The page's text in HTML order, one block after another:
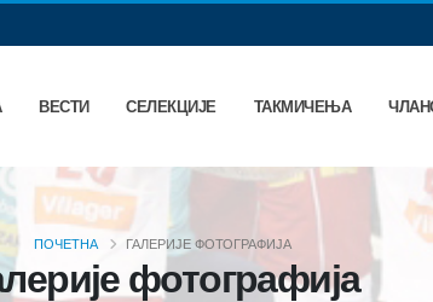
ВЕСТИ СЕЛЕКЦИЈЕ ТАКМИЧЕЊА
фотографија
ПОЧЕТНА ГАЛЕРИЈЕ ФОТОГРАФИЈА